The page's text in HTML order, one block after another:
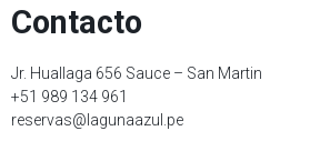
Contacto
Jr. Huallaga 656 Sauce – San Martin
+51 989 134 961
reservas@lagunaazul.pe